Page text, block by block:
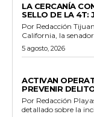
LA CERCANÍA
SELLO DE LA 4T:
Por Redacción Tijuana.- Como parte de sus recorridos por Baja
California, la
5 agosto, 2026
ACTIVAN
PREVENIR
Por Redacción Playas de Rosarito.- Tras realizar un análisis
detallado sobre la